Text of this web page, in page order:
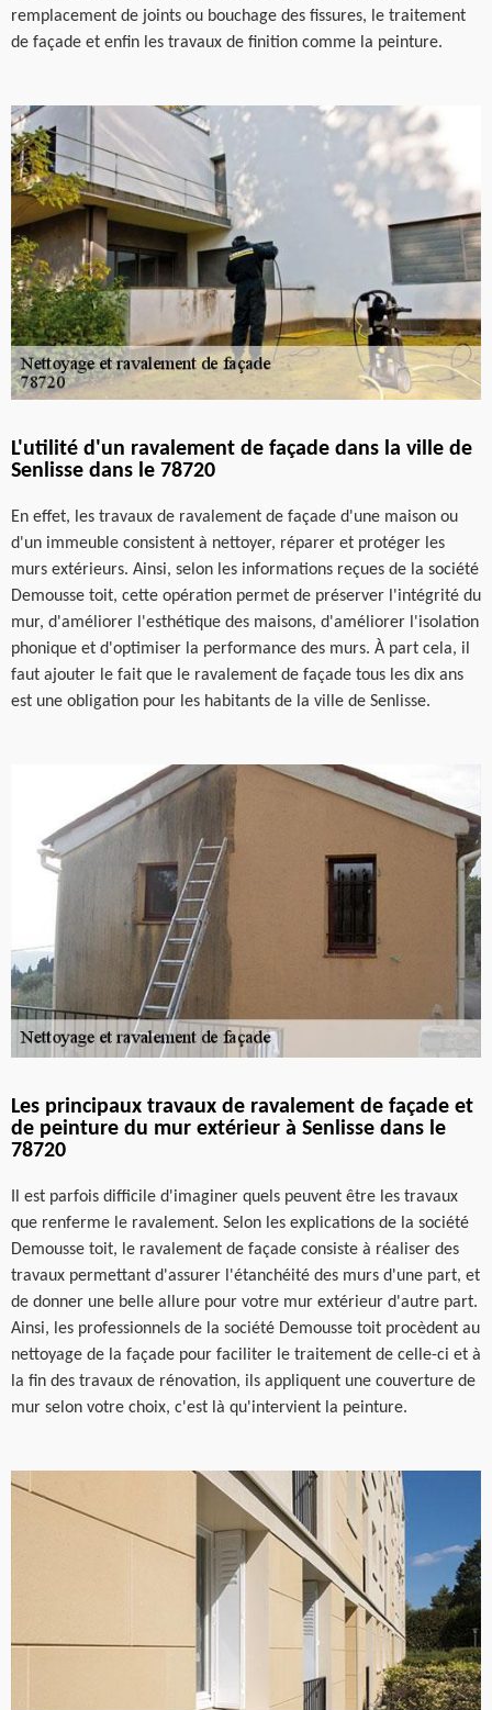
remplacement de joints ou bouchage des fissures, le traitement
de façade et enfin les travaux de finition comme la peinture.
L'utilité d'un ravalement de façade dans la ville de
Senlisse dans le 78720
En effet, les travaux de ravalement de façade d'une maison ou
d'un immeuble consistent à nettoyer, réparer et protéger les
murs extérieurs. Ainsi, selon les informations reçues de la société
Demousse toit, cette opération permet de préserver l'intégrité du
mur, d'améliorer l'esthétique des maisons, d'améliorer l'isolation
phonique et d'optimiser la performance des murs. À part cela, il
faut ajouter le fait que le ravalement de façade tous les dix ans
est une obligation pour les habitants de la ville de Senlisse.
Les principaux travaux de ravalement de façade et
de peinture du mur extérieur à Senlisse dans le
78720
Il est parfois difficile d'imaginer quels peuvent être les travaux
que renferme le ravalement. Selon les explications de la société
Demousse toit, le ravalement de façade consiste à réaliser des
travaux permettant d'assurer l'étanchéité des murs d'une part, et
de donner une belle allure pour votre mur extérieur d'autre part.
Ainsi, les professionnels de la société Demousse toit procèdent au
nettoyage de la façade pour faciliter le traitement de celle-ci et à
la fin des travaux de rénovation, ils appliquent une couverture de
mur selon votre choix, c'est là qu'intervient la peinture.